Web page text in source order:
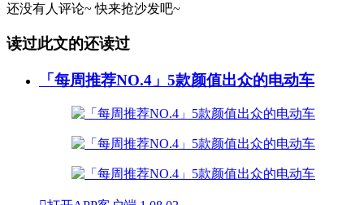
还没有人评论~ 快来抢沙发吧~
读过此文的还读过
「每周推荐NO.4」5款颜值出众的电动车